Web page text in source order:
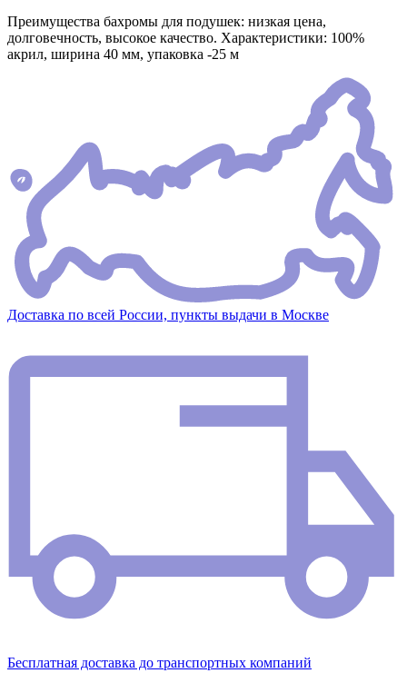
Преимущества бахромы для подушек: низкая цена,
долговечность, высокое качество. Характеристики: 100%
акрил, ширина 40 мм, упаковка -25 м
Доставка по всей России, пункты выдачи в Москве
Бесплатная доставка до транспортных компаний